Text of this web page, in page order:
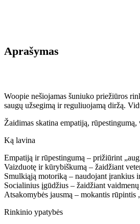
Aprašymas
Woopie nešiojamas šuniuko priežiūros
saugų užsegimą ir reguliuojamą diržą.
Žaidimas skatina empatiją,
Ką lavina
Empatiją ir rūpestingumą – prižiūrint
Vaizduotę ir kūrybiškumą – žaidžiant
Smulkiąją motoriką – naudojant įrankius
Socialinius įgūdžius – žaidžiant
Atsakomybės jausmą – mokantis rūpintis
Rinkinio ypatybės